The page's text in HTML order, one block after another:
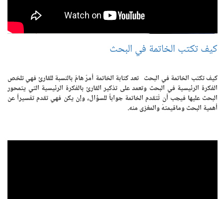
كيف تكتب الخاتمة في البحث
كيف تكتب الخاتمة في البحث تعد كتابة الخاتمة أمرٌ هامٌ بالنسبة للقارئ فهي تلخص
الفكرة الرئيسية في البحث وتعمد على تذكير القارئ بالفكرة الرئيسية التي يتمحور
البحث عليها فيجب أن تُتقدم الخاتمة جواباً للسؤال، وإن يكن فهي تقدم تفسيراً عن
أهمية البحث وماقيمتهُ والمغزى منه.